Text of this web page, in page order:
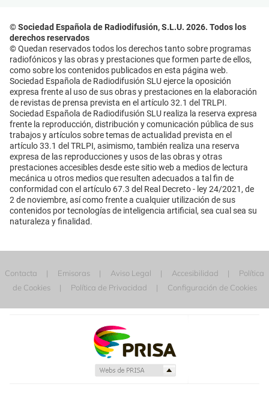
© Sociedad Española de Radiodifusión, S.L.U. 2026. Todos los
derechos reservados
© Quedan reservados todos los derechos tanto sobre programas
radiofónicos y las obras y prestaciones que formen parte de ellos,
como sobre los contenidos publicados en esta página web.
Sociedad Española de Radiodifusión SLU ejerce la oposición
expresa frente al uso de sus obras y prestaciones en la elaboración
de revistas de prensa prevista en el artículo 32.1 del TRLPI.
Sociedad Española de Radiodifusión SLU realiza la reserva expresa
frente la reproducción, distribución y comunicación pública de sus
trabajos y artículos sobre temas de actualidad prevista en el
artículo 33.1 del TRLPI, asimismo, también realiza una reserva
expresa de las reproducciones y usos de las obras y otras
prestaciones accesibles desde este sitio web a medios de lectura
mecánica u otros medios que resulten adecuados a tal fin de
conformidad con el artículo 67.3 del Real Decreto - ley 24/2021, de
2 de noviembre, así como frente a cualquier utilización de sus
contenidos por tecnologías de inteligencia artificial, sea cual sea su
naturaleza y finalidad.
Contacta Emisoras Aviso Legal Accesibilidad
Política
de Cookies
Política de Privacidad Configuración de Cookies